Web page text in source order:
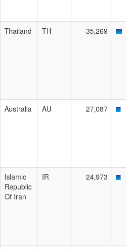
Thailand TH 35,269
Australia AU 27,087
Islamic
Republic
Of Iran
IR 24,973